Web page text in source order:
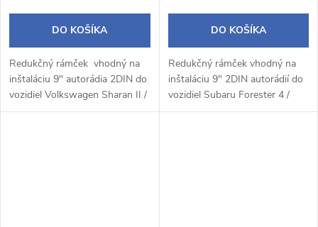
DO KOŠÍKA
Redukčný rámček vhodný na
inštaláciu 9" autorádia 2DIN do
vozidiel Volkswagen Sharan II /
Seat Alhambra II.
DO KOŠÍKA
Redukčný rámček vhodný na
inštaláciu 9" 2DIN autorádií do
vozidiel Subaru Forester 4 /
Impreza.